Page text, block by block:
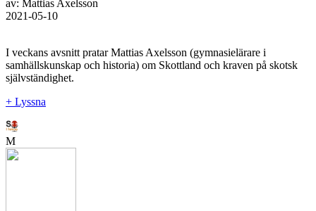
av: Mattias Axelsson
2021-05-10
I veckans avsnitt pratar Mattias Axelsson (gymnasielärare i
samhällskunskap och historia) om Skottland och kraven på skotsk
självständighet.
+ Lyssna
M